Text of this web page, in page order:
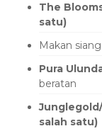
The
satu)
Makan
Pura
beratan
salah satu)